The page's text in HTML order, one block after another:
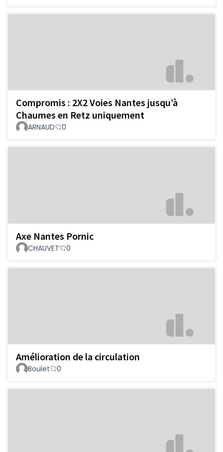
Compromis : 2X2 Voies Nantes jusqu’à
Chaumes en Retz uniquement
ARNAUD 0
Axe Nantes Pornic
CHAUVET 0
Amélioration de la circulation
Boulet 0